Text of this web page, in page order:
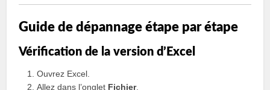
Guide de dépannage étape par étape
Vérification de la version d’Excel
Ouvrez Excel.
Allez dans l’onglet Fichier.